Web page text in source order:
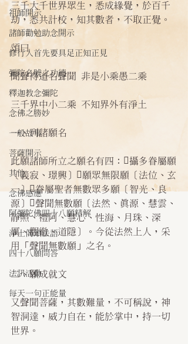
祖師開示
諸師勸勉助念開示
修行人首先要具足正知正見
彌陀名號之功德
釋迦教念彌陀
念佛之勝妙
一般故事
菩薩開示
其他
念佛感應
阿彌陀佛四十八願精解
淨土偈頌法語
四十八願問答
法訊活動
每天一句正能量
三千大千世界眾生，悉成緣覺，於百千
劫，悉共計校，知其數者，不取正覺。
頌曰
聞聲得道名聲聞 非是小乘愚二乘
三千界中小二乘 不知界外有淨土
一、列諸願名
此願諸師所立之願名有四：攝多眷屬願
〔義寂、璟興〕願眾無限願〔法位、玄
一〕眷屬聖者無數眾多願〔智光、良
源〕聲聞無數願〔法然、真源、慧雲、
靜照、禮阿、慧心、性海、月珠、深
厲、觀徹、道隱〕。今從法然上人，采
用「聲聞無數願」之名。
二、願成就文
又聲聞菩薩，其數難量，不可稱說，神
智洞達，威力自在，能於掌中，持一切
世界。